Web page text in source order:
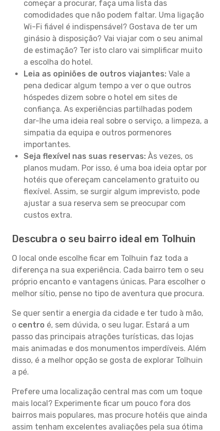
começar a procurar, faça uma lista das
comodidades que não podem faltar. Uma ligação
Wi-Fi fiável é indispensável? Gostava de ter um
ginásio à disposição? Vai viajar com o seu animal
de estimação? Ter isto claro vai simplificar muito
a escolha do hotel.
Leia as opiniões de outros viajantes: Vale a
pena dedicar algum tempo a ver o que outros
hóspedes dizem sobre o hotel em sites de
confiança. As experiências partilhadas podem
dar-lhe uma ideia real sobre o serviço, a limpeza, a
simpatia da equipa e outros pormenores
importantes.
Seja flexível nas suas reservas: Às vezes, os
planos mudam. Por isso, é uma boa ideia optar por
hotéis que ofereçam cancelamento gratuito ou
flexível. Assim, se surgir algum imprevisto, pode
ajustar a sua reserva sem se preocupar com
custos extra.
Descubra o seu bairro ideal em Tolhuin
O local onde escolhe ficar em Tolhuin faz toda a
diferença na sua experiência. Cada bairro tem o seu
próprio encanto e vantagens únicas. Para escolher o
melhor sítio, pense no tipo de aventura que procura.
Se quer sentir a energia da cidade e ter tudo à mão,
o centro é, sem dúvida, o seu lugar. Estará a um
passo das principais atrações turísticas, das lojas
mais animadas e dos monumentos imperdíveis. Além
disso, é a melhor opção se gosta de explorar Tolhuin
a pé.
Prefere uma localização central mas com um toque
mais local? Experimente ficar um pouco fora dos
bairros mais populares, mas procure hotéis que ainda
assim tenham excelentes avaliações pela sua ótima